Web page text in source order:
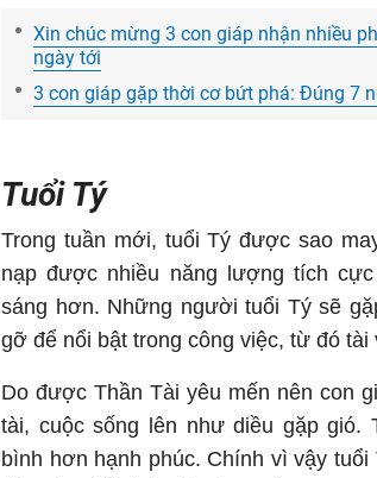
Xin chúc mừng 3 con giáp nhận nhiều
ngày tới
3 con giáp gặp thời cơ bứt phá: Đúng 7
Tuổi Tý
Trong tuần mới, tuổi Tý được sao
nạp được nhiều năng lượng tích
sáng hơn. Những người tuổi Tý sẽ
gỡ để nổi bật trong công việc, từ đó tài
Do được Thần Tài yêu mến nên con
tài, cuộc sống lên như diều gặp gió.
bình hơn hạnh phúc. Chính vì vậy